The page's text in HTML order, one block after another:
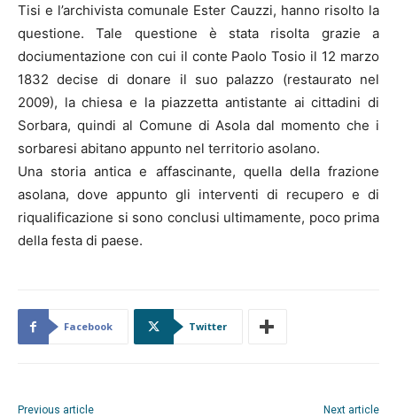
Tisi e l’archivista comunale Ester Cauzzi, hanno risolto la
questione. Tale questione è stata risolta grazie a
dociumentazione con cui il conte Paolo Tosio il 12 marzo
1832 decise di donare il suo palazzo (restaurato nel
2009), la chiesa e la piazzetta antistante ai cittadini di
Sorbara, quindi al Comune di Asola dal momento che i
sorbaresi abitano appunto nel territorio asolano.
Una storia antica e affascinante, quella della frazione
asolana, dove appunto gli interventi di recupero e di
riqualificazione si sono conclusi ultimamente, poco prima
della festa di paese.
Facebook Twitter
Previous article Next article